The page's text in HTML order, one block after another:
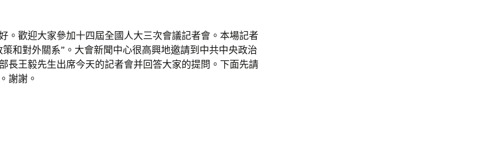
。歡迎大家參加十四屆全國人大三次會議記者會。本場記者
和對外關系”。大會新聞中心很高興地邀請到中共中央政治
長王毅先生出席今天的記者會并回答大家的提問。下面先請
謝謝。